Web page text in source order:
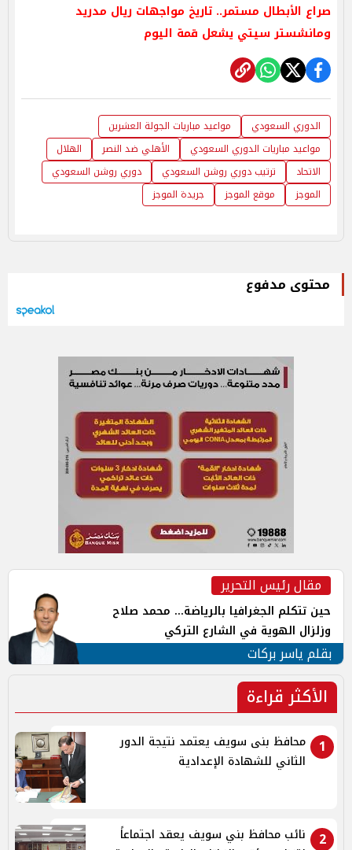
صراع الأبطال مستمر.. تاريخ مواجهات ريال مدريد
ومانشستر سيتي يشعل قمة اليوم
الدوري السعودي
مواعيد مباريات الجولة العشرين
مواعيد مباريات الدوري السعودي
الأهلي ضد النصر
الهلال
الاتحاد
ترتيب دوري روشن السعودي
دوري روشن السعودي
الموجز
موقع الموجز جريدة الموجز
محتوى مدفوع
مقال رئيس التحرير
حين تتكلم الجغرافيا بالرياضة... محمد صلاح
وزلزال الهوية في الشارع التركي
بقلم ياسر بركات
الأكثر قراءة
1
محافظ بنى سويف يعتمد نتيجة الدور
الثاني للشهادة الإعدادية
2
نائب محافظ بني سويف يعقد اجتماعاً